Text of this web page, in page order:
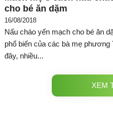
cho bé ăn dặm
16/08/2018
Nấu cháo yến mạch cho bé ăn
phổ biến của các bà mẹ
đây, nhiều...
XEM